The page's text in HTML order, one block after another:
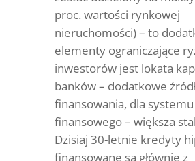
proc. wartości rynkowej
nieruchomości) – to
elementy ograniczające
inwestorów jest lokata
banków – dodatkowe
finansowania, dla systemu
finansowego – większa
Dzisiaj 30-letnie kredyty
finansowane są głównie z